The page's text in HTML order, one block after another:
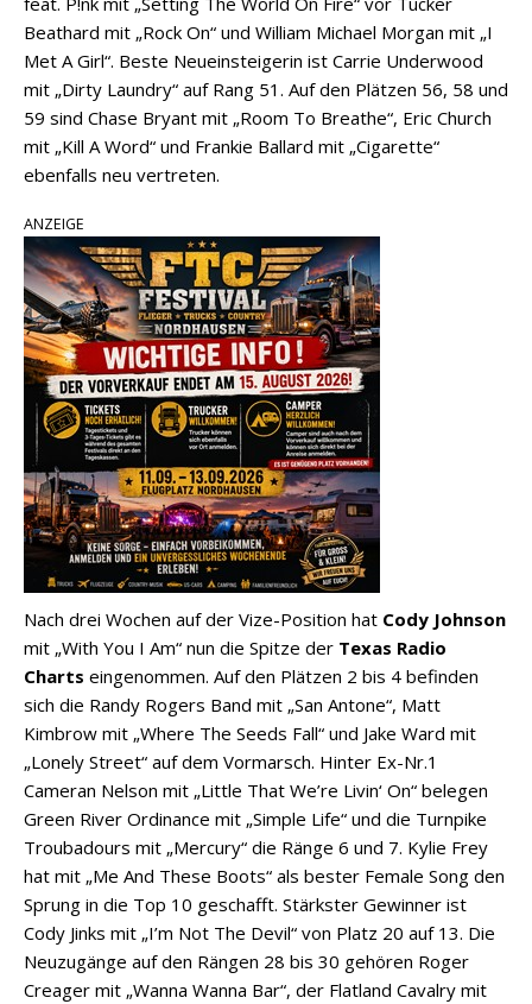
Beathard mit „Rock On“ und William Michael Morgan mit „I
Met A Girl“. Beste Neueinsteigerin ist Carrie Underwood
mit „Dirty Laundry“ auf Rang 51. Auf den Plätzen 56, 58 und
59 sind Chase Bryant mit „Room To Breathe“, Eric Church
mit „Kill A Word“ und Frankie Ballard mit „Cigarette“
ebenfalls neu vertreten.
ANZEIGE
Nach drei Wochen auf der Vize-Position hat Cody Johnson
mit „With You I Am“ nun die Spitze der Texas Radio
Charts eingenommen. Auf den Plätzen 2 bis 4 befinden
sich die Randy Rogers Band mit „San Antone“, Matt
Kimbrow mit „Where The Seeds Fall“ und Jake Ward mit
„Lonely Street“ auf dem Vormarsch. Hinter Ex-Nr.1
Cameran Nelson mit „Little That We’re Livin‘ On“ belegen
Green River Ordinance mit „Simple Life“ und die Turnpike
Troubadours mit „Mercury“ die Ränge 6 und 7. Kylie Frey
hat mit „Me And These Boots“ als bester Female Song den
Sprung in die Top 10 geschafft. Stärkster Gewinner ist
Cody Jinks mit „I’m Not The Devil“ von Platz 20 auf 13. Die
Neuzugänge auf den Rängen 28 bis 30 gehören Roger
Creager mit „Wanna Wanna Bar“, der Flatland Cavalry mit